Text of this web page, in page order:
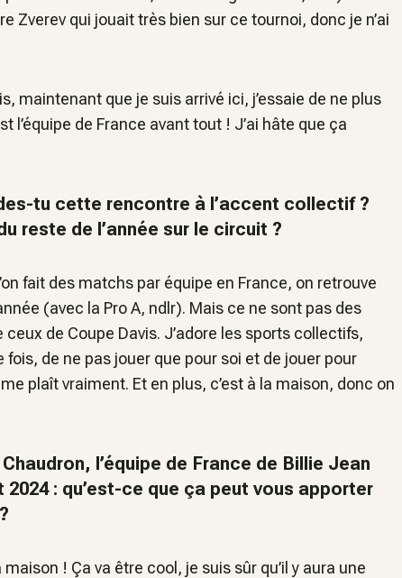
Zverev qui jouait très bien sur ce tournoi, donc je n’ai
maintenant que je suis arrivé ici, j’essaie de ne plus
l’équipe de France avant tout ! J’ai hâte que ça
tu cette rencontre à l’accent collectif ?
reste de l’année sur le circuit ?
fait des matchs par équipe en France, on retrouve
(avec la Pro A, ndlr). Mais ce ne sont pas des
de Coupe Davis. J’adore les sports collectifs,
fois, de ne pas jouer que pour soi et de jouer pour
plaît vraiment. Et en plus, c’est à la maison, donc on
l’équipe de France de Billie Jean
2024 : qu’est-ce que ça peut vous apporter
! Ça va être cool, je suis sûr qu’il y aura une